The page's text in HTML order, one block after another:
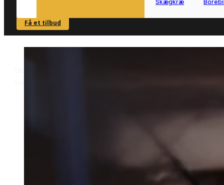
SE OVERSIGT
Skægkræ
Få et tilbud
Musebekæmpelse i Store Heddinge
være relevant, hvis du har fået
uønskede gæster tæt på bolig eller